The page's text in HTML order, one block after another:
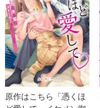
原作はこちら「憑くほ